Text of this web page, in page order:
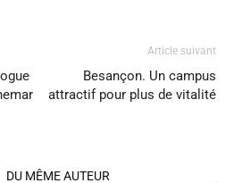
Article suivant
Besançon. Un campus
attractif pour plus de vitalité
DU MÊME AUTEUR